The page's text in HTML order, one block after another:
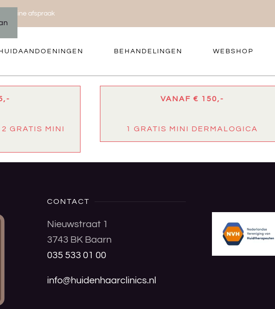
online afspraak
HUIDAANDOENINGEN BEHANDELINGEN WEBSHOP
GRATIS MINI
VANAF € 150,-
1 GRATIS MINI DERMALOGICA
CONTACT
Nieuwstraat 1
3743 BK Baarn
035 533 01 00
info@huidenhaarclinics.nl